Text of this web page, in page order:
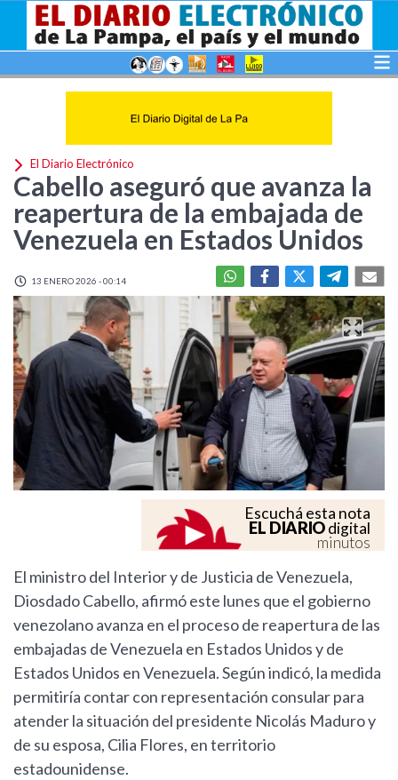
El Diario Electrónico
Cabello aseguró que avanza la
reapertura de la embajada de
Venezuela en Estados Unidos
13 ENERO 2026 - 00:14
Escuchá esta nota
EL DIARIOdigital
minutos
El ministro del Interior y de Justicia de Venezuela,
Diosdado Cabello, afirmó este lunes que el gobierno
venezolano avanza en el proceso de reapertura de las
embajadas de Venezuela en Estados Unidos y de
Estados Unidos en Venezuela. Según indicó, la medida
permitiría contar con representación consular para
atender la situación del presidente Nicolás Maduro y
de su esposa, Cilia Flores, en territorio
estadounidense.